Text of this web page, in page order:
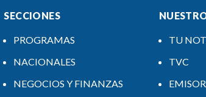
SECCIONES
PROGRAMAS
NACIONALES
NEGOCIOS Y FINANZAS
TU
TVC